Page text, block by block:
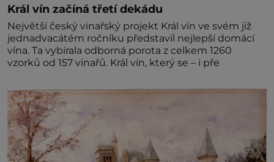
Král vín začíná třetí dekádu
Největší český vinařský projekt Král vín ve svém již
jednadvacátém ročníku představil nejlepší domácí
vína. Ta vybírala odborná porota z celkem 1260
vzorků od 157 vinařů. Král vín, který se – i pře